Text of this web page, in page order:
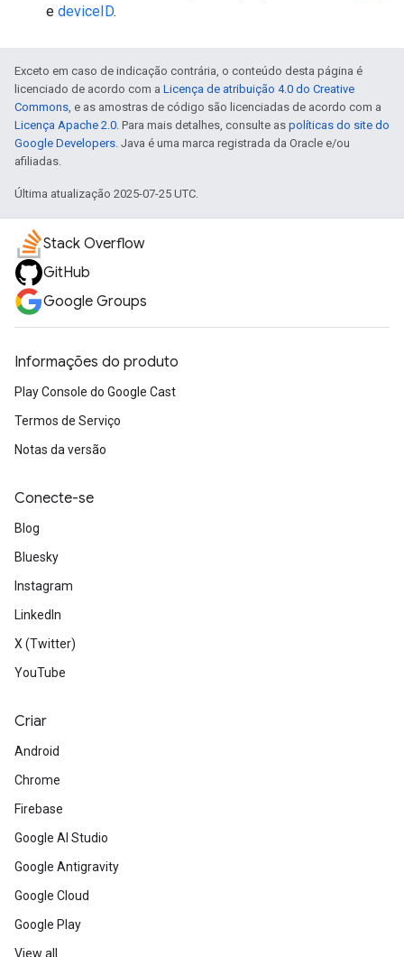
e deviceID.
Exceto em caso de indicação contrária, o conteúdo desta página é
licenciado de acordo com a Licença de atribuição 4.0 do Creative
Commons , e as amostras de código são licenciadas de acordo com a
Licença Apache 2.0 . Para mais detalhes, consulte as políticas do site do
Google Developers . Java é uma marca registrada da Oracle e/ou
afiliadas.
Última atualização 2025-07-25 UTC.
Stack Overflow
GitHub
Google Groups
Informações do produto
Play Console do Google Cast
Termos de Serviço
Notas da versão
Conecte-se
Blog
Bluesky
Instagram
LinkedIn
X (Twitter)
YouTube
Criar
Android
Chrome
Firebase
Google AI Studio
Google Antigravity
Google Cloud
Google Play
View all